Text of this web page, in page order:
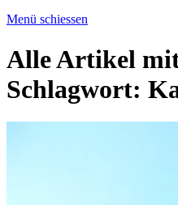
Menü schiessen
Alle Artikel
Schlagwort: